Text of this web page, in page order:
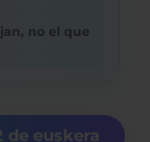
no el que
de euskera